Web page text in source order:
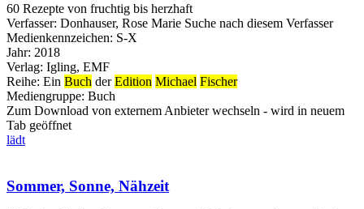
60 Rezepte von fruchtig bis herzhaft
Verfasser: Donhauser, Rose Marie Suche nach diesem Verfasser
Medienkennzeichen: S-X
Jahr: 2018
Verlag: Igling, EMF
Reihe: Ein Buch derEdition Michael Fischer
Mediengruppe: Buch
Zum Download von externem Anbieter wechseln - wird in neuem
Tab geöffnet
lädt
Sommer, Sonne, Nähzeit